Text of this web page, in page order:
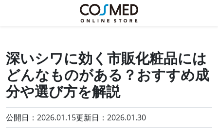
深いシワに効く市販化粧品には
どんなものがある？おすすめ成
分や選び方を解説
公開日：2026.01.15更新日： 2026.01.30